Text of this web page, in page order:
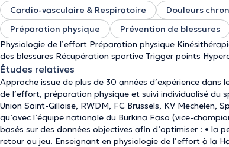
Cardio-vasculaire & Respiratoire Douleurs
Préparation physique
Prévention de blessures
Physiologie de l’effort Préparation physique
des blessures Récupération sportive Trigger points
Études relatives
Approche issue de plus de 30 années d’expérience
de l’effort, préparation physique et suivi individualisé du
Union Saint-Gilloise, RWDM, FC Brussels, KV Mechelen,
qu’avec l’équipe nationale du Burkina Faso (vice-
basés sur des données objectives afin d’optimiser : • la
retour au jeu. Enseignant en physiologie de l’effort à la